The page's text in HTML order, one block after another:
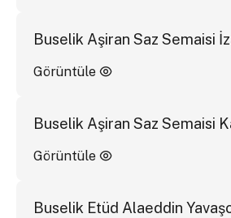
Buselik Aşiran Saz Semaisi
Görüntüle
Buselik Aşiran Saz Semaisi
Görüntüle
Buselik Etüd Alaeddin